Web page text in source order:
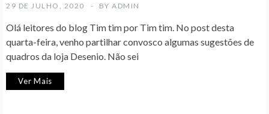
29 DE JULHO, 2020 BY ADMIN
Olá leitores do blog Tim tim por Tim tim. No post desta
quarta-feira, venho partilhar convosco algumas sugestões de
quadros da loja Desenio. Não sei
Ver Mais